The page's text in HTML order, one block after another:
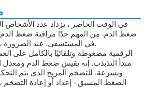
في الوقت الحاضر ، يزداد عدد الأشخاص
ضغط الدم. من المهم جدًا مراقبة ضغط الدم
في المستشفى. عند الضرورة ، يجب أن تتناول الدواء.
مبدأ التذبذب. إنه يقيس ضغط الدم ومعدل
وبسرعة. للتضخم المريح الذي يتم
الضغط المسبق - إعداد أو إعادة التضخم